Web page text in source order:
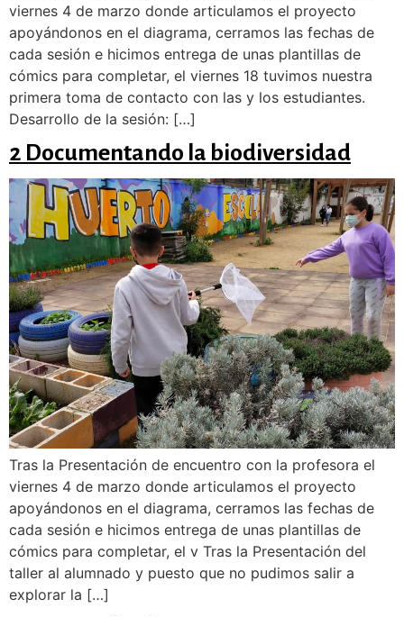
viernes 4 de marzo donde articulamos el proyecto
apoyándonos en el diagrama, cerramos las fechas de
cada sesión e hicimos entrega de unas plantillas de
cómics para completar, el viernes 18 tuvimos nuestra
primera toma de contacto con las y los estudiantes.
Desarrollo de la sesión: […]
2 Documentando la biodiversidad
Tras la Presentación de encuentro con la profesora el
viernes 4 de marzo donde articulamos el proyecto
apoyándonos en el diagrama, cerramos las fechas de
cada sesión e hicimos entrega de unas plantillas de
cómics para completar, el v Tras la Presentación del
taller al alumnado y puesto que no pudimos salir a
explorar la […]